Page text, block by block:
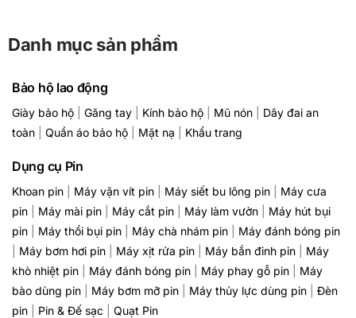
Danh mục sản phẩm
Bảo hộ lao động
Giày bảo hộ Găng tay Kính bảo hộ Mũ nón
Dây đai an
toàn
Quần áo bảo hộ Mặt nạ Khẩu trang
Dụng cụ Pin
Khoan pin Máy vặn vít pin Máy siết bu lông pin
Máy cưa
pin
Máy mài pin Máy cắt pin Máy làm vườn
Máy hút bụi
pin
Máy thổi bụi pin Máy chà nhám pin
Máy đánh bóng pin
Máy bơm hơi pin Máy xịt rửa pin Máy bắn đinh pin
Máy
khò nhiệt pin
Máy đánh bóng pin Máy phay gỗ pin
Máy
bào dùng pin
Máy bơm mỡ pin Máy thủy lực dùng pin
Đèn
pin
Pin & Đế sạc Quạt Pin